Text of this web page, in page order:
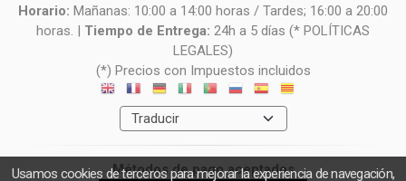
Horario: Mañanas: 10:00 a 14:00 horas / Tardes; 16:00 a 20:00
horas. | Tiempo de Entrega: 24h a 5 días (* POLÍTICAS
LEGALES)
(*) Precios con Impuestos incluidos
Métodos de pago aceptados
Usamos cookies de terceros para mejorar la experiencia de navegación,